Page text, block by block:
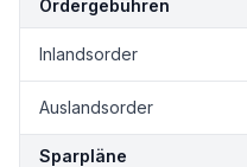
Ordergebühren
Inlandsorder
Auslandsorder
Sparpläne